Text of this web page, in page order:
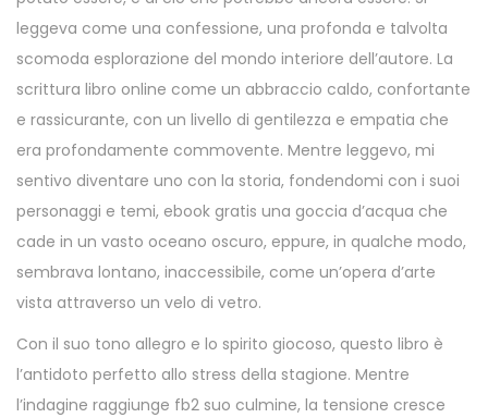
leggeva come una confessione, una profonda e talvolta
scomoda esplorazione del mondo interiore dell’autore. La
scrittura libro online come un abbraccio caldo, confortante
e rassicurante, con un livello di gentilezza e empatia che
era profondamente commovente. Mentre leggevo, mi
sentivo diventare uno con la storia, fondendomi con i suoi
personaggi e temi, ebook gratis una goccia d’acqua che
cade in un vasto oceano oscuro, eppure, in qualche modo,
sembrava lontano, inaccessibile, come un’opera d’arte
vista attraverso un velo di vetro.
Con il suo tono allegro e lo spirito giocoso, questo libro è
l’antidoto perfetto allo stress della stagione. Mentre
l’indagine raggiunge fb2 suo culmine, la tensione cresce